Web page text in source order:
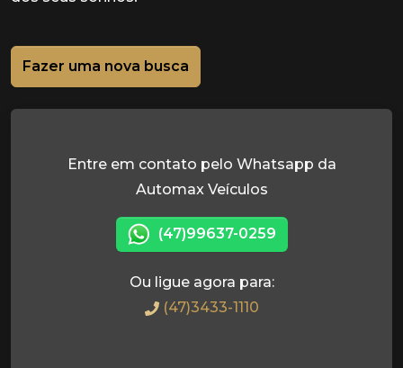
Fazer uma nova busca
Entre em contato pelo Whatsapp da
Automax Veículos
(47)99637-0259
Ou ligue agora para:
(47)3433-1110